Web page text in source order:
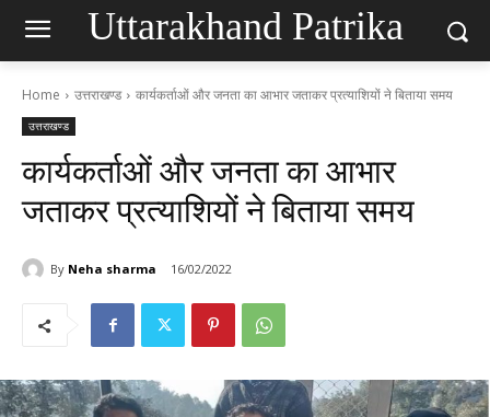
Uttarakhand Patrika
Home उत्तराखण्ड कार्यकर्ताओं और जनता का आभार जताकर प्रत्याशियों ने बिताया समय
उत्तराखण्ड
कार्यकर्ताओं और जनता का आभार
जताकर प्रत्याशियों ने बिताया समय
By Neha sharma 16/02/2022